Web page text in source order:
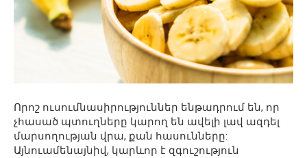
Որոշ ուսումնասիրություններ ենթադրում են, որ
չհասած պտուղները կարող են ավելի լավ ազդել
մարսողության վրա, քան հասունները:
Այնուամենայնիվ, կարևոր է զգուշություն